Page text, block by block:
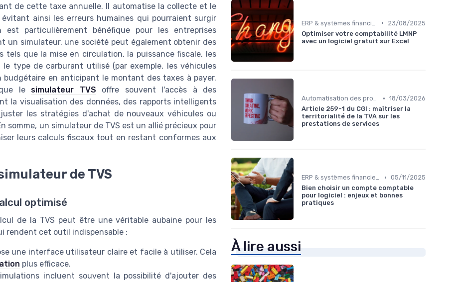
de cette taxe annuelle. Il automatise la collecte et le
ainsi les erreurs humaines qui pourraient surgir
particulièrement bénéfique pour les entreprises
un simulateur, une société peut également obtenir des
tels que la mise en circulation, la puissance fiscale, les
type de carburant utilisé (par exemple, les véhicules
budgétaire en anticipant le montant des taxes à payer.
le simulateur TVS offre souvent l'accès à des
la visualisation des données, des rapports intelligents
les stratégies d'achat de nouveaux véhicules ou
somme, un simulateur de TVS est un allié précieux pour
leurs calculs fiscaux tout en restant conformes aux
de TVS
optimisé
de la TVS peut être une véritable aubaine pour les
rendent cet outil indispensable :
une interface utilisateur claire et facile à utiliser. Cela
plus efficace.
incluent souvent la possibilité d'ajouter des
•
23/08/2025
Optimiser votre comptabilité LMNP
avec un logiciel gratuit sur Excel
Automatisation des processus financiers • 18/03/2026
Article 259-1 du CGI : maîtriser la
territorialité de la TVA sur les
prestations de services
ERP & systèmes financiers • 05/11/2025
Bien choisir un compte comptable
pour logiciel : enjeux et bonnes
pratiques
À lire aussi